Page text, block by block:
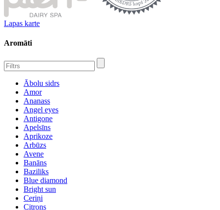
Lapas karte
Aromāti
Ābolu sidrs
Amor
Ananass
Angel eyes
Antigone
Apelsīns
Aprikoze
Arbūzs
Avene
Banāns
Baziliks
Blue diamond
Bright sun
Ceriņi
Citrons